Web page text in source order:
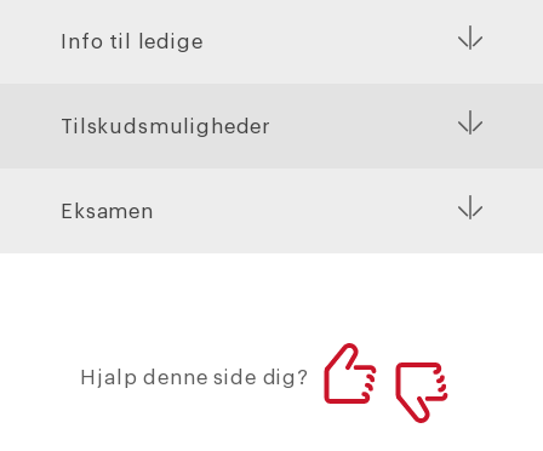
Info til ledige
Tilskudsmuligheder
Eksamen
Hjalp denne side dig?